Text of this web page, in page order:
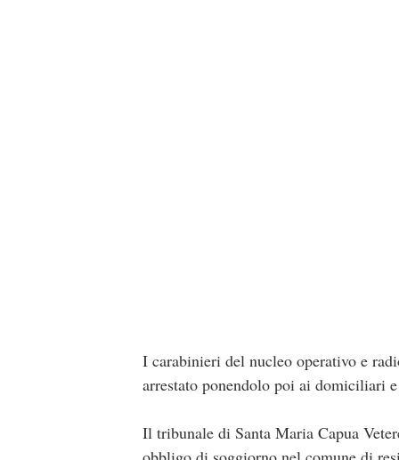
I carabinieri del nucleo operativo e
arrestato ponendolo poi ai domiciliari
Il tribunale di Santa Maria Capua